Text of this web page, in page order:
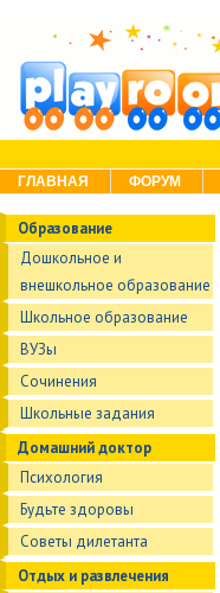
Menu
Skip to content
ГЛАВНАЯ ФОРУМ
Образование
Дошкольное и
внешкольное образование
Школьное образование
ВУЗы
Сочинения
Школьные задания
Домашний доктор
Психология
Будьте здоровы
Советы дилетанта
Отдых и развлечения